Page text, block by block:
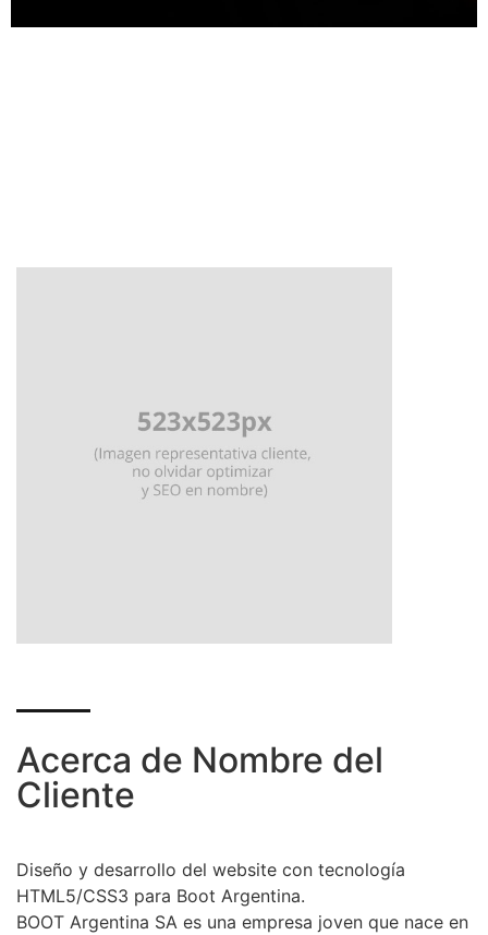
Acerca de Nombre del
Cliente
Diseño y desarrollo del website con tecnología
HTML5/CSS3 para Boot Argentina.
BOOT Argentina SA es una empresa joven que nace en